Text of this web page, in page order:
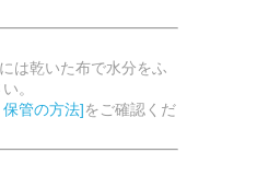
は乾いた布で水分をふ
。
管の方法]をご確認くだ